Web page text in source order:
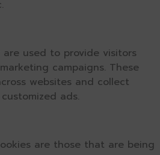
used to provide visitors
campaigns. These
websites and collect
ads.
are those that are being